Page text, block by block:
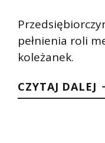
pełnienia roli
koleżanek.
CZYTAJ DALEJ